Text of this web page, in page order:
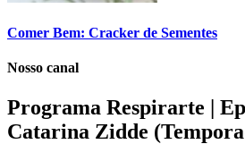
Comer Bem: Cracker de Sementes
Nosso canal
Programa Respirarte |
Catarina Zidde